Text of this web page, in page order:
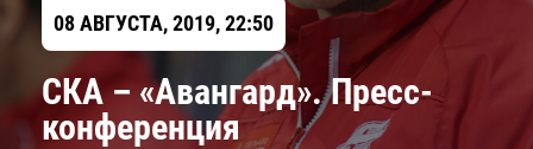
08 АВГУСТА, 2019, 22:50
СКА – «Авангард». Пресс-
конференция